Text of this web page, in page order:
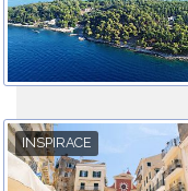
INSPIRACE